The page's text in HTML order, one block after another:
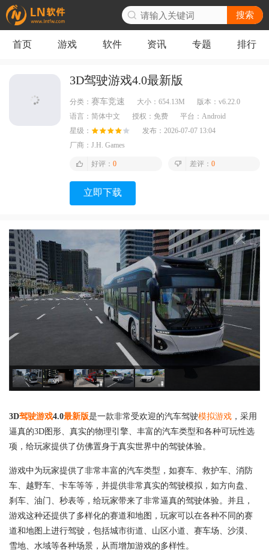
搜索
首页 游戏 软件 资讯 专题 排行
3D驾驶游戏4.0最新版
分类： 赛车竞速 大小： 654.13M 版本： v6.22.0
语言： 简体中文 授权： 免费 平台： Android
星级：
发布： 2026-07-07 13:04
厂商： J.H. Games
好评： 0 差评： 0
立即下载
3D驾驶游戏4.0最新版是一款非常受欢迎的汽车驾驶模拟游戏 ，采用
逼真的3D图形、真实的物理引擎、丰富的汽车类型和各种可玩性选
项，给玩家提供了仿佛置身于真实世界中的驾驶体验。
游戏中为玩家提供了非常丰富的汽车类型，如赛车、救护车、消防
车、越野车、卡车等等，并提供非常真实的驾驶模拟，如方向盘、
刹车、油门、秒表等，给玩家带来了非常逼真的驾驶体验。并且，
游戏这种还提供了多样化的赛道和地图，玩家可以在各种不同的赛
道和地图上进行驾驶，包括城市街道、山区小道、赛车场、沙漠、
雪地、水域等各种场景，从而增加游戏的多样性。